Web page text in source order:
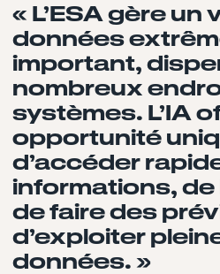
« L’ESA gère un
données
important,
nombreux
systèmes. L’IA
opportunité
d’accéder
informations, de
de faire des
d’exploiter
données. »